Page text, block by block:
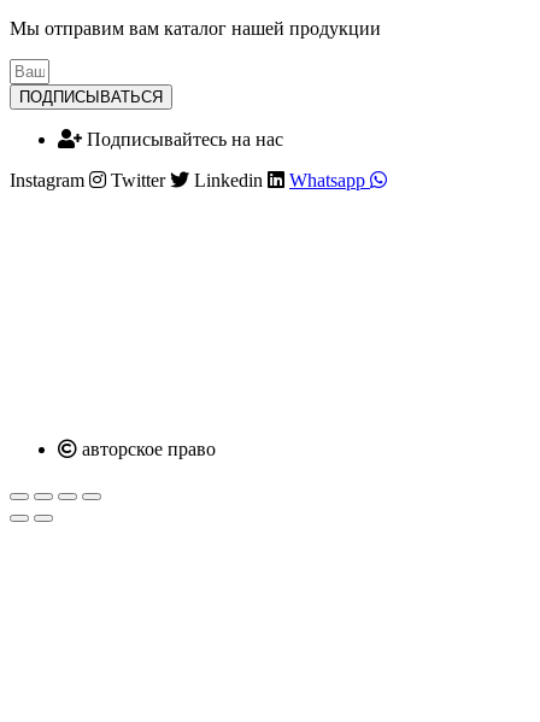
Мы отправим вам каталог нашей продукции
ПОДПИСЫВАТЬСЯ
Подписывайтесь на нас
Instagram
Twitter Linkedin Whatsapp
авторское право